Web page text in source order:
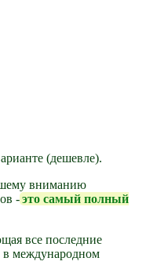
(дешевле).
вниманию
-это самый полный
все последние
в международном